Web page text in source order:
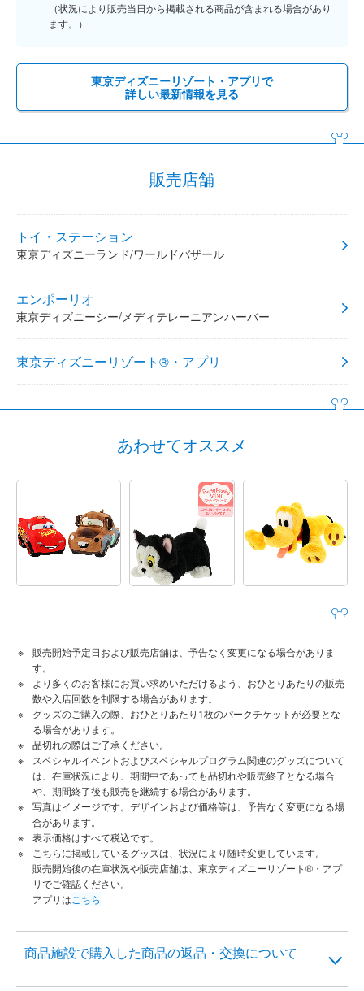
（状況により販売当日から掲載される商品が含まれる場合があり
ます。）
東京ディズニーリゾート・アプリで
詳しい最新情報を見る
販売店舗
トイ・ステーション
東京ディズニーランド/ワールドバザール
エンポーリオ
東京ディズニーシー/メディテレーニアンハーバー
東京ディズニーリゾート®・アプリ
あわせてオススメ
販売開始予定日および販売店舗は、予告なく変更になる場合がありま
す。
より多くのお客様にお買い求めいただけるよう、おひとりあたりの販売
数や入店回数を制限する場合があります。
グッズのご購入の際、おひとりあたり1枚のパークチケットが必要とな
る場合があります。
品切れの際はご了承ください。
スペシャルイベントおよびスペシャルプログラム関連のグッズについて
は、在庫状況により、期間中であっても品切れや販売終了となる場合
や、期間終了後も販売を継続する場合があります。
写真はイメージです。デザインおよび価格等は、予告なく変更になる場
合があります。
表示価格はすべて税込です。
こちらに掲載しているグッズは、状況により随時変更しています。
販売開始後の在庫状況や販売店舗は、東京ディズニーリゾート®・アプ
リでご確認ください。
アプリは こちら
商品施設で購入した商品の返品・交換について